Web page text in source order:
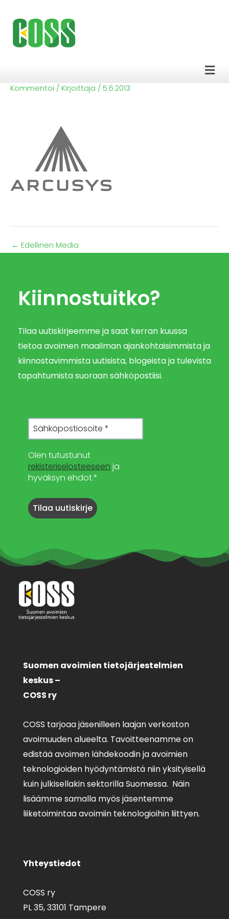
sisältöön
Kommentoi / Kirjoittaja / 5.6.2013
← Edellinen Media
Kiinnostuitko?
Tilaa uutiskirjeemme ja saat kerran kuussa
tietoa avoimen maailman ajankohtaisimmista ja
kiinnostavimmista uutisista, blogeista ja tulevista
tapahtumista suoraan sähköpostiisi.
Olen tutustunut
rekisteriselosteeseen ja
hyväksyn ehdot.*
Suomen avoimien tietojärjestelmien
keskus –
COSS ry
COSS tarjoaa jäsenilleen laajan verkoston
avoimuuden alueelta. Tavoitteenamme on
edistää avoimen lähdekoodin ja avoimien
teknologioiden hyödyntämistä niin yksityisellä
kuin julkisellakin sektorilla Suomessa. Näin
lisäämme samalla myös jäsentemme
liiketoimintaa avoimiin teknologioihin liittyen.
Yhteystiedot
COSS ry
PL 35,33101 Tampere